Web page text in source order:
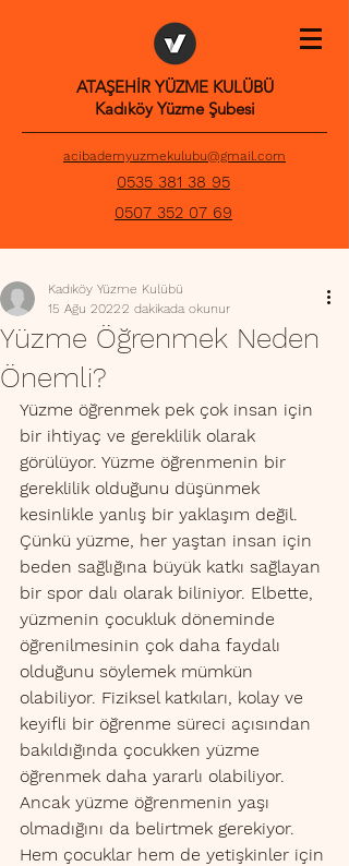
ATAŞEHİR YÜZME KULÜBÜ
Kadıköy Yüzme Şubesi
acibademyuzmekulubu@gmail.com
0535 381 38 95
0507 352 07 69
Yüzme Öğrenmek Neden
Önemli?
Kadıköy Yüzme Kulübü
15 Ağu 20222 dakikada okunur
Yüzme öğrenmek pek çok insan için
bir ihtiyaç ve gereklilik olarak
görülüyor. Yüzme öğrenmenin bir
gereklilik olduğunu düşünmek
kesinlikle yanlış bir yaklaşım değil.
Çünkü yüzme, her yaştan insan için
beden sağlığına büyük katkı sağlayan
bir spor dalı olarak biliniyor. Elbette,
yüzmenin çocukluk döneminde
öğrenilmesinin çok daha faydalı
olduğunu söylemek mümkün
olabiliyor. Fiziksel katkıları, kolay ve
keyifli bir öğrenme süreci açısından
bakıldığında çocukken yüzme
öğrenmek daha yararlı olabiliyor.
Ancak yüzme öğrenmenin yaşı
olmadığını da belirtmek gerekiyor.
Hem çocuklar hem de yetişkinler için